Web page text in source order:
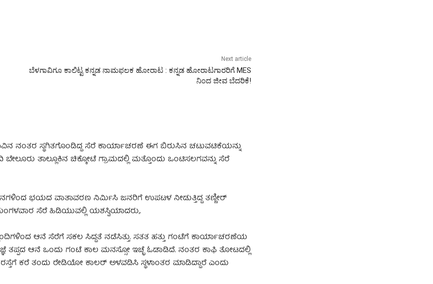
Next article
ಬೆಳಗಾವಿಗೂ ಕಾಲಿಟ್ಟ ಕನ್ನಡ ನಾಮಫಲಕ ಹೋರಾಟ : ಕನ್ನಡ ಹೋರಾಟಗಾರರಿಗೆ MES
ನಿಂದ ಜೀವ ಬೆದರಿಕೆ!
ನಂತರ ಸ್ಥಗಿತಗೊಂಡಿದ್ದ ಸೆರೆ ಕಾರ್ಯಾಚರಣೆ ಈಗ ಬಿರುಸಿನ ಚಟುವಟಿಕೆಯನ್ನು
ತಾಲ್ಲೂಕಿನ ಚಿಕ್ಕೋಟೆ ಗ್ರಾಮದಲ್ಲಿ ಮತ್ತೊಂದು ಒಂಟಿಸಲಗವನ್ನು ಸೆರೆ
ಭಯದ ವಾತಾವರಣ ನಿರ್ಮಿಸಿ ಜನರಿಗೆ ಉಪಟಳ ನೀಡುತ್ತಿದ್ದ ತಣ್ಣೀರ್
ಸೆರೆ ಹಿಡಿಯುವಲ್ಲಿ ಯಶಸ್ವಿಯಾದರು,.
ಆನೆ ಸೆರೆಗೆ ಸಕಲ ಸಿದ್ದತೆ ನಡೆಸಿತ್ತು. ಸತತ ಹತ್ತು ಗಂಟೆಗೆ ಕಾರ್ಯಾಚರಣೆಯ
ತಪ್ಪದ ಆನೆ ಒಂದು ಗಂಟೆ ಕಾಲ ಮನಸ್ಸೋ ಇಚ್ಛೆ ಓಡಾಡಿದೆ. ನಂತರ ಕಾಫಿ ತೋಟದಲ್ಲಿ
ಕರೆ ತಂದು ರೇಡಿಯೋ ಕಾಲರ್ ಅಳವಡಿಸಿ ಸ್ಥಳಾಂತರ ಮಾಡಿದ್ದಾರೆ ಎಂದು